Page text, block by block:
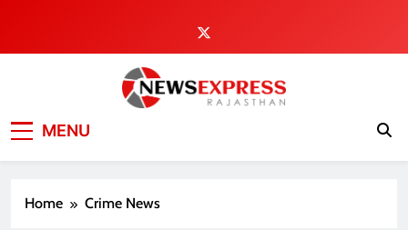
content
MENU
Home Crime News